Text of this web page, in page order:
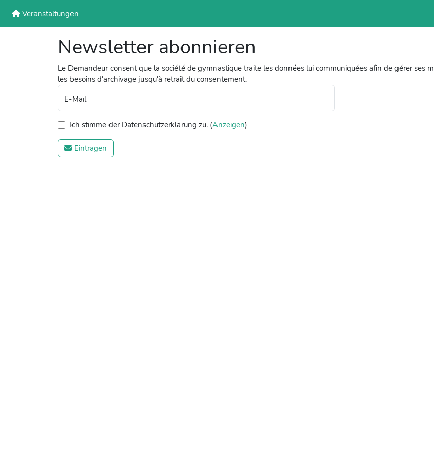
Veranstaltungen
Newsletter abonnieren
Le Demandeur consent que la société de gymnastique traite les données lui communiquées afin de gérer ses
les besoins d'archivage jusqu'à retrait du consentement.
E-Mail
Ich stimme der Datenschutzerklärung zu. (Anzeigen)
Eintragen